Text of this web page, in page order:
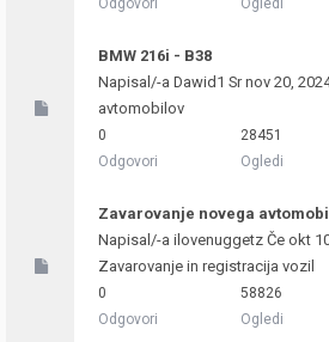
Odgovori Ogledi
BMW 216i - B38
Napisal/-a Dawid1 Sr nov 20,
avtomobilov
0
Odgovori
28451
Ogledi
Zavarovanje novega
Napisal/-a ilovenuggetz Če okt
Zavarovanje in registracija vozil
0
Odgovori
58826
Ogledi